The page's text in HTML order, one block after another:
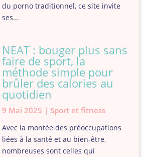
du porno traditionnel, ce site invite
ses...
NEAT : bouger plus sans
faire de sport, la
méthode simple pour
brûler des calories au
quotidien
9 Mai 2025 | Sport et fitness
Avec la montée des préoccupations
liées à la santé et au bien-être,
nombreuses sont celles qui